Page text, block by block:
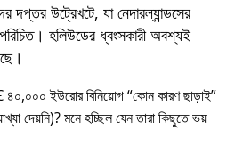
দপ্তর উট্রেখটে, যা নেদারল্যান্ডসের
হলিউডের ধ্বংসকারী অবশ্যই
৪০,০০০ ইউরোর বিনিয়োগ কোন কারণ ছাড়াই
দেয়নি)? মনে হচ্ছিল যেন তারা কিছুতে ভয়